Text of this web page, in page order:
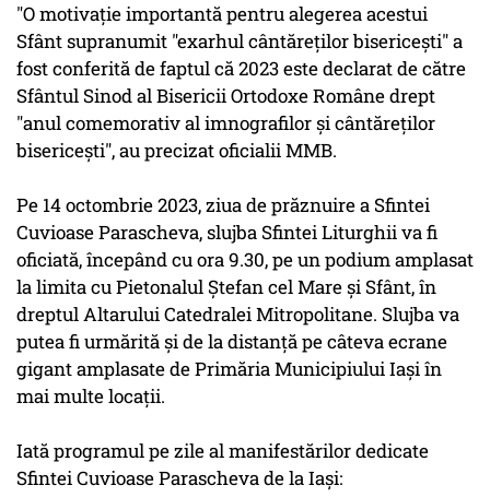
"O motivaţie importantă pentru alegerea acestui
Sfânt supranumit "exarhul cântăreţilor bisericeşti" a
fost conferită de faptul că 2023 este declarat de către
Sfântul Sinod al Bisericii Ortodoxe Române drept
"anul comemorativ al imnografilor şi cântăreţilor
bisericeşti", au precizat oficialii MMB.
Pe 14 octombrie 2023, ziua de prăznuire a Sfintei
Cuvioase Parascheva, slujba Sfintei Liturghii va fi
oficiată, începând cu ora 9.30, pe un podium amplasat
la limita cu Pietonalul Ştefan cel Mare şi Sfânt, în
dreptul Altarului Catedralei Mitropolitane. Slujba va
putea fi urmărită şi de la distanţă pe câteva ecrane
gigant amplasate de Primăria Municipiului Iaşi în
mai multe locaţii.
Iată programul pe zile al manifestărilor dedicate
Sfintei Cuvioase Parascheva de la Iaşi: